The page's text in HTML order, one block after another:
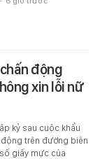
động
xin lỗi nữ
kỷ sau cuộc khẩu
trên đường biên
giấy mực của